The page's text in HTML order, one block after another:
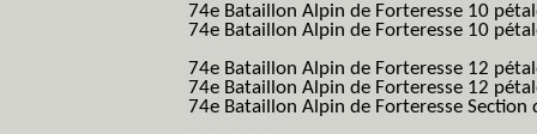
74e Bataillon Alpin de Forteresse 10
74e Bataillon Alpin de Forteresse 10
74e Bataillon Alpin de Forteresse 12
74e Bataillon Alpin de Forteresse 12
74e Bataillon Alpin de Forteresse